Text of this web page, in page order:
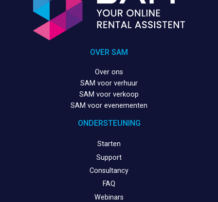
OVER SAM
Over ons
SAM voor verhuur
SAM voor verkoop
SAM voor evenementen
ONDERSTEUNING
Starten
Support
Consultancy
FAQ
Webinars